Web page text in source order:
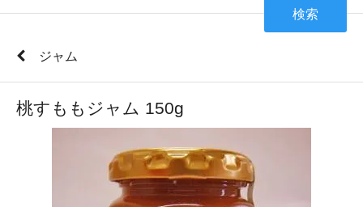
検索
ジャム
桃すももジャム 150g